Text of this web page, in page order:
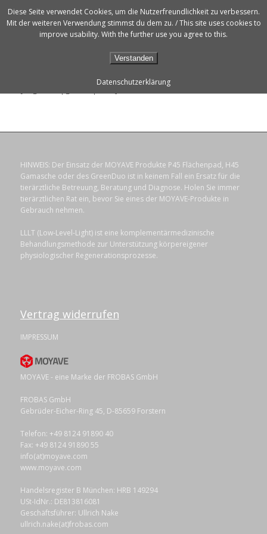
HINWEIS: Der Einsatz der MOYAVE Produkte P45 Flächenpad, H45
Gamasche oder des GreenDuo ist in keinem Fall ein Ersatz für die
tierärztliche Betreuung, Beratung und Diagnose. Holen Sie immer
tierärztlichen Rat ein, bevor Sie eines der MOYAVE-Produkte in
Gebrauch nehmen.
LLLT (Low-Level-Light) ist eine komplementärmedizinische
Behandlungsmethode zur Unterstützung körpereigener
physiologischer Regenerationsprozesse.
Vertrag widerrufen
IMPRESSUM
MOYAVE - eine Marke der FROBAS GmbH
FROBAS GmbH
Gebrüder-Eicher-Ring 45, D-85659 Forstern
Telefon: +49 8124 91890 40
Fax: +49 8124 91890 55
info(at)moyave.com
www.moyave.com
Handelsregister B München: HRB 149294
USt-IdNr.: DE813816081
Geschäftsführer: Ullrich Nake
ullrich.nake(at)frobas.com
Diese Seite verwendet Cookies, um die Nutzerfreundlichkeit zu verbessern.
Mit der weiteren Verwendung stimmst du dem zu. / This site uses cookies to
improve usability. With the further use you agree to this.
Verstanden
Datenschutzerklärung